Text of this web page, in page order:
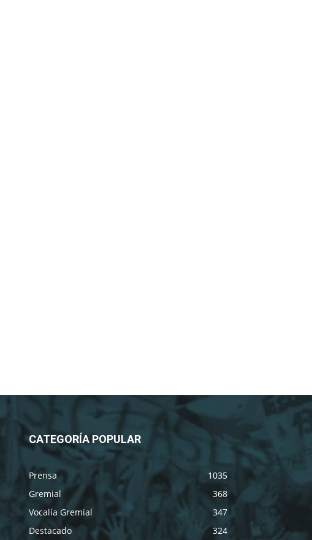
CATEGORÍA POPULAR
Prensa
1035
Gremial
368
Vocalía Gremial
347
Destacado
324